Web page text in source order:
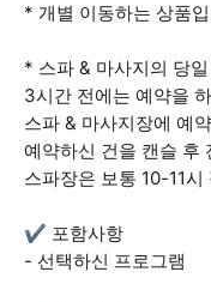
* 개별 이동하는 상품
* 스파 & 마사지의 당
3시간 전에는 예약을
스파 & 마사지장에 예
예약하신 건을 캔슬 후
스파장은 보통 10-11
✔ 포함사항
- 선택하신 프로그램